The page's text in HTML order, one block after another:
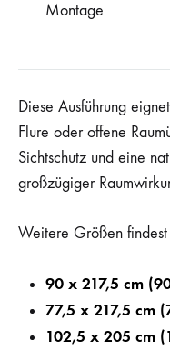
Montage
Diese Ausführung
Flure oder offene
Sichtschutz und eine
großzügiger
Weitere Größen
90 x 217,5 cm
77,5 x 217,5 cm
102,5 x 205 cm